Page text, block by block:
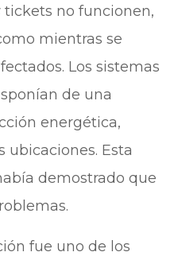
tickets no funcionen,
mientras se
Los sistemas
de una
energética,
Esta
demostrado que
fue uno de los